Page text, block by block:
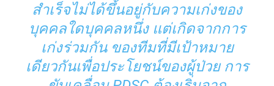
สำเร็จไม่ได้ขึ้นอยู่กับความเก่งของ
บุคคลใดบุคคลหนึ่ง แต่เกิดจากการ
เก่งร่วมกัน ของทีมที่มีเป้าหมาย
เดียวกันเพื่อประโยชน์ของผู้ป่วย การ